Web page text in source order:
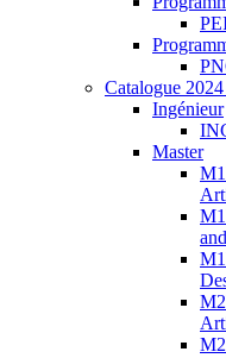
Catalogue
Ingénieur
Master